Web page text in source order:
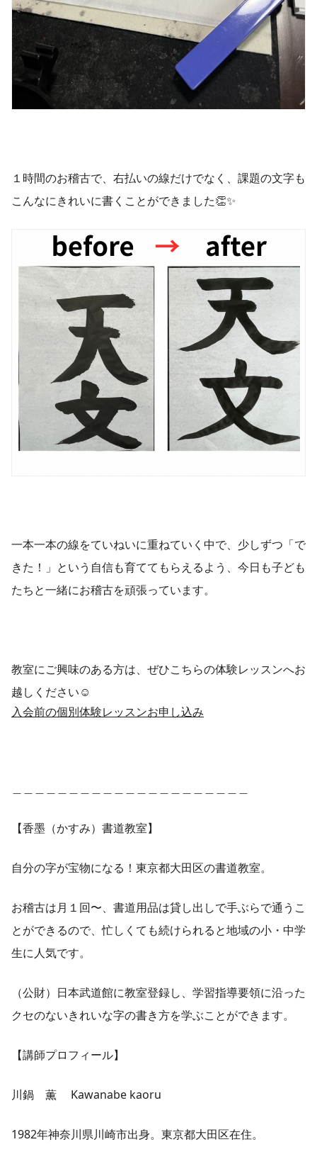
１時間のお稽古で、右払いの線だけでなく、課題の文字も
こんなにきれいに書くことができました👏✨
一本一本の線をていねいに重ねていく中で、少しずつ「で
きた！」という自信も育ててもらえるよう、今日も子ども
たちと一緒にお稽古を頑張っています。
教室にご興味のある方は、ぜひこちらの体験レッスンへお
越しください☺️
入会前の個別体験レッスンお申し込み
【香墨（かすみ）書道教室】
自分の字が宝物になる！東京都大田区の書道教室。
お稽古は月１回〜、書道用品は貸し出しで手ぶらで通うこ
とができるので、忙しくても続けられると地域の小・中学
生に人気です。
（公財）日本武道館に教室登録し、学習指導要領に沿った
クセのないきれいな字の書き方を学ぶことができます。
【講師プロフィール】
川鍋 薫 Kawanabe kaoru
1982年神奈川県川崎市出身。東京都大田区在住。